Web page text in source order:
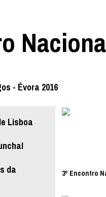
- Évora 2016
Lisboa
da
3º Encontro